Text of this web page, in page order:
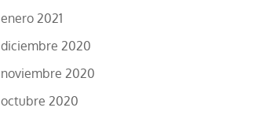
enero 2021
diciembre 2020
noviembre 2020
octubre 2020